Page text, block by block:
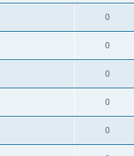
0
0
0
0
0